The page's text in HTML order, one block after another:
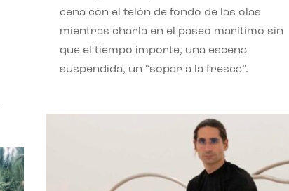
cena con el telón de fondo de las olas
mientras charla en el paseo marítimo sin
que el tiempo importe, una escena
suspendida, un “sopar a la fresca”.